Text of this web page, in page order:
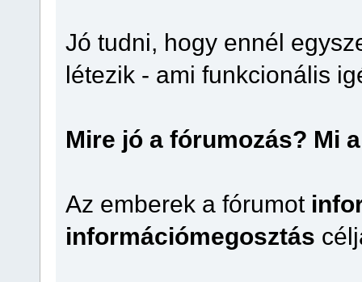
Jó tudni, hogy ennél
létezik - ami funkcionális
Mire jó a fórumozás? Mi
Az emberek a fórumot
információmegosztás